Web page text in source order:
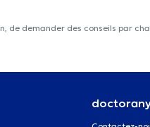
de demander des conseils par